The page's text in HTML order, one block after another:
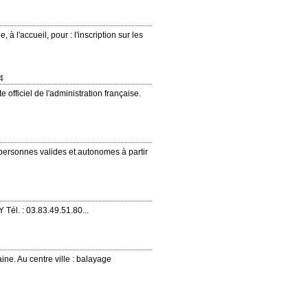
à l'accueil, pour : l'inscription sur les
officiel de l'administration française.
valides et autonomes à partir
Tél. : 03.83.49.51.80...
Au centre ville : balayage